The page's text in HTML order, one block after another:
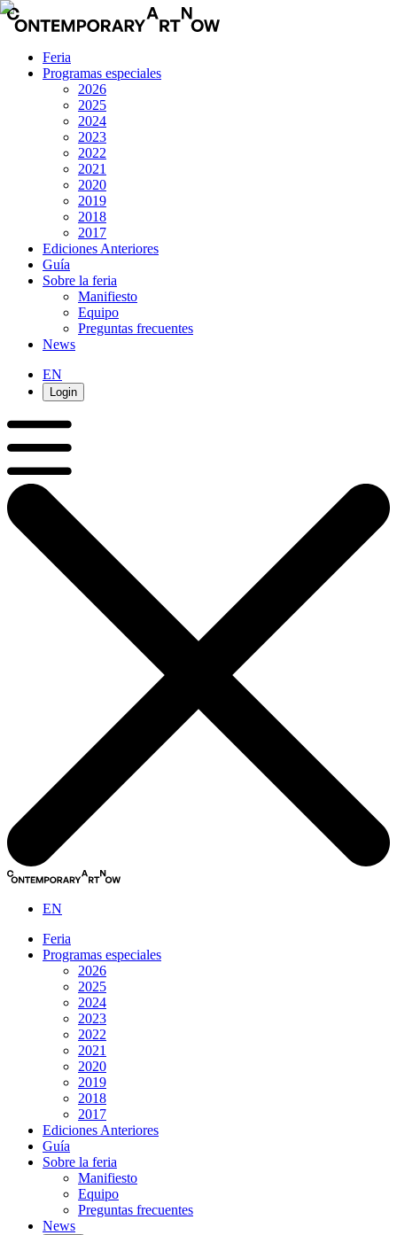
Feria
Programas especiales
2026
2025
2024
2023
2022
2021
2020
2019
2018
2017
Ediciones Anteriores
Guía
Sobre la feria
Manifiesto
Equipo
Preguntas frecuentes
News
EN
Login
EN
Feria
Programas especiales
2026
2025
2024
2023
2022
2021
2020
2019
2018
2017
Ediciones Anteriores
Guía
Sobre la feria
Manifiesto
Equipo
Preguntas frecuentes
News